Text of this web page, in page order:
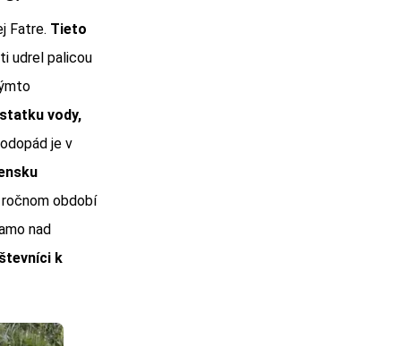
Fatre. Tieto
udrel palicou
vody,
je v
období
nad
k